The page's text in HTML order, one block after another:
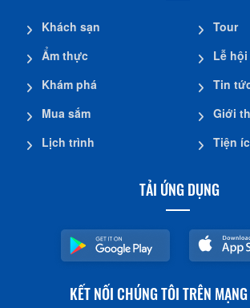
Khách sạn
Ẩm thực
Khám phá
Mua sắm
Lịch trình
Tour
Lễ
Tin
Giới
Tiện
TẢI ỨNG DỤNG
KẾT NỐI CHÚNG TÔI TRÊN